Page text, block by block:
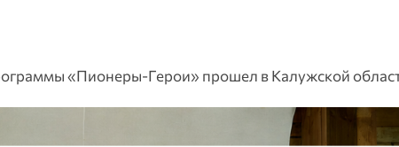
«Пионеры-Герои» прошел в Калужской